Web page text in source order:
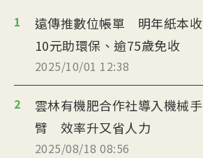
1
遠傳推數位帳單 明年紙本收
10元助環保、逾75歲免收
2025/10/01 12:38
2
雲林有機肥合作社導入機械手
臂 效率升又省人力
2025/08/18 08:56